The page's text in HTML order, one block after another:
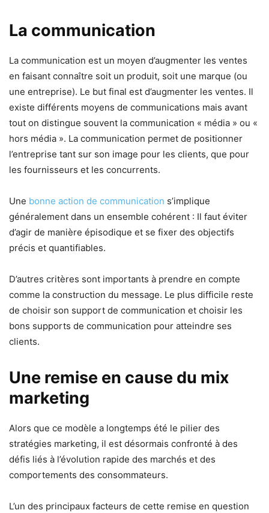
La communication
La communication est un moyen d’augmenter les ventes
en faisant connaître soit un produit, soit une marque (ou
une entreprise). Le but final est d’augmenter les ventes. Il
existe différents moyens de communications mais avant
tout on distingue souvent la communication « média » ou «
hors média ». La communication permet de positionner
l’entreprise tant sur son image pour les clients, que pour
les fournisseurs et les concurrents.
Une bonne action de communication s’implique
généralement dans un ensemble cohérent : Il faut éviter
d’agir de manière épisodique et se fixer des objectifs
précis et quantifiables.
D’autres critères sont importants à prendre en compte
comme la construction du message. Le plus difficile reste
de choisir son support de communication et choisir les
bons supports de communication pour atteindre ses
clients.
Une remise en cause du mix
marketing
Alors que ce modèle a longtemps été le pilier des
stratégies marketing, il est désormais confronté à des
défis liés à l’évolution rapide des marchés et des
comportements des consommateurs.
L’un des principaux facteurs de cette remise en question